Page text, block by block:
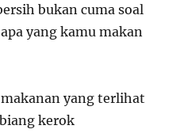
bukan cuma soal
yang kamu makan
yang terlihat
kerok